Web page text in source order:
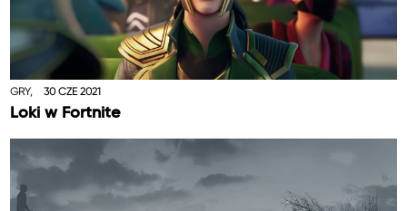
GRY, 30 CZE 2021
Loki w Fortnite